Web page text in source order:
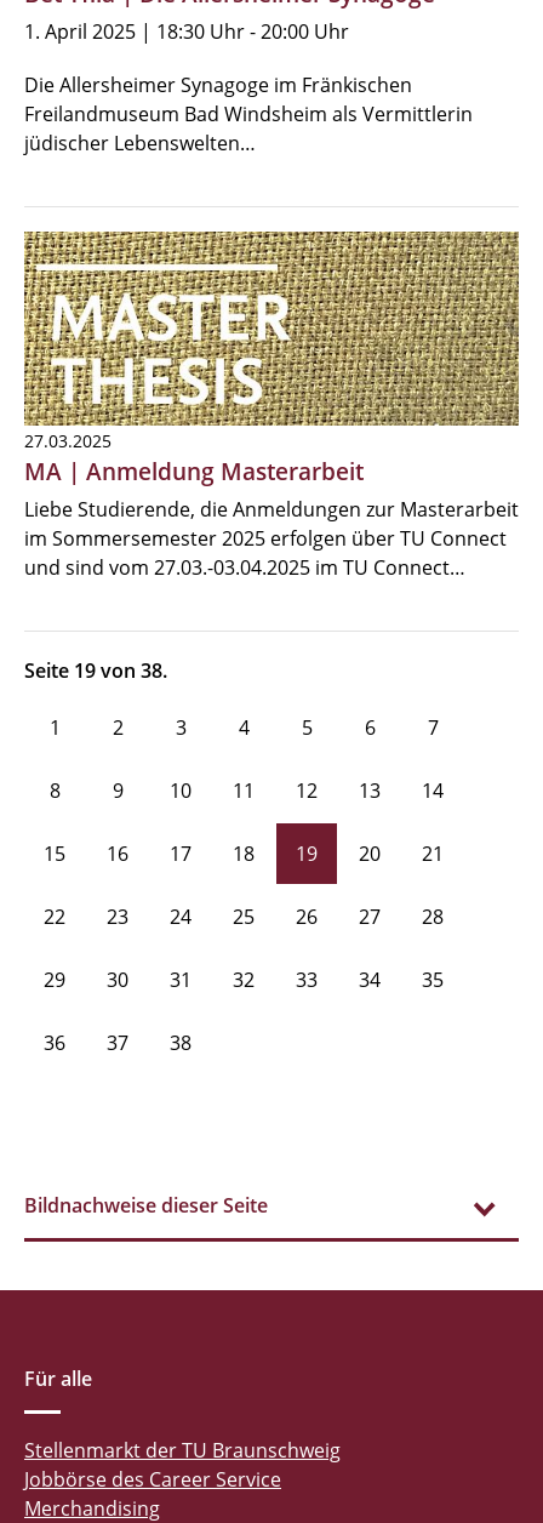
1. April 2025 | 18:30 Uhr - 20:00 Uhr
Die Allersheimer Synagoge im Fränkischen
Freilandmuseum Bad Windsheim als Vermittlerin
jüdischer Lebenswelten…
27.03.2025
MA | Anmeldung Masterarbeit
Liebe Studierende, die Anmeldungen zur Masterarbeit
im Sommersemester 2025 erfolgen über TU Connect
und sind vom 27.03.-03.04.2025 im TU Connect…
Seite 19 von 38.
1 2 3 4 5 6 7
8 9 10 11 12 13 14
15 16 17 18 19 20 21
22 23 24 25 26 27 28
29 30 31 32 33 34 35
36 37 38
Bildnachweise dieser Seite
Für alle
Stellenmarkt der TU Braunschweig
Jobbörse des Career Service
Merchandising